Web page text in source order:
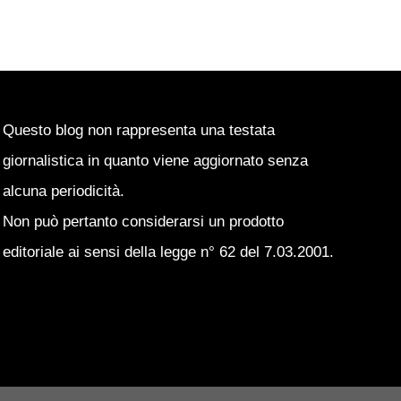
Questo blog non rappresenta una testata
giornalistica in quanto viene aggiornato senza
alcuna periodicità.
Non può pertanto considerarsi un prodotto
editoriale ai sensi della legge n° 62 del 7.03.2001.